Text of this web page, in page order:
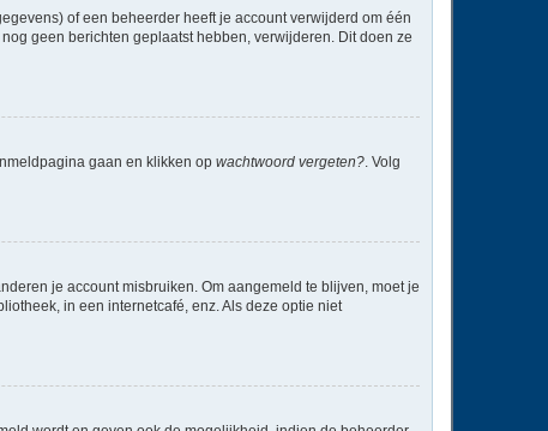
of een beheerder heeft je account verwijderd om één
geen berichten geplaatst hebben, verwijderen. Dit doen ze
gaan en klikken op wachtwoord vergeten?. Volg
je account misbruiken. Om aangemeld te blijven, moet je
in een internetcafé, enz. Als deze optie niet